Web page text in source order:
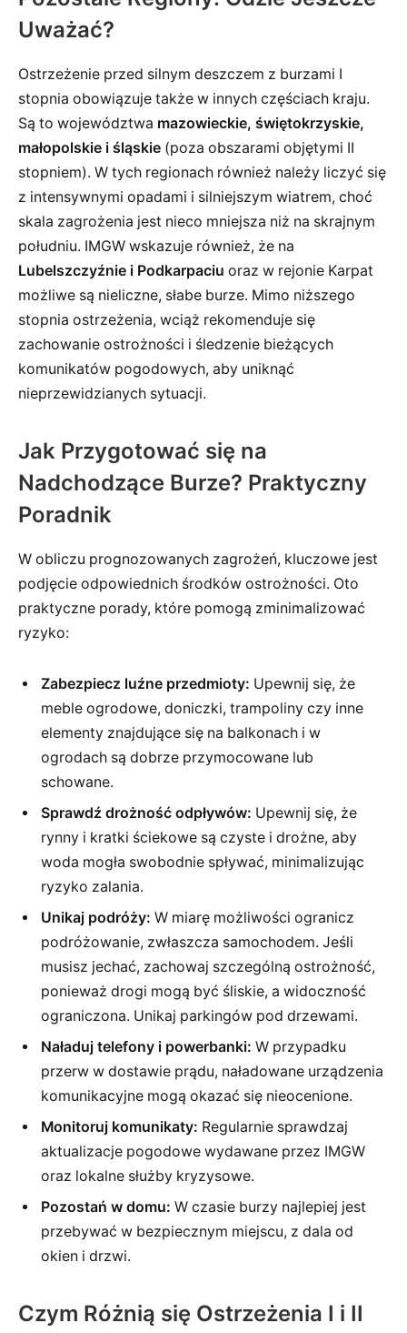
Uważać?
Ostrzeżenie przed silnym deszczem z burzami I
stopnia obowiązuje także w innych częściach kraju.
Są to województwa mazowieckie, świętokrzyskie,
małopolskie i śląskie (poza obszarami objętymi II
stopniem). W tych regionach również należy liczyć się
z intensywnymi opadami i silniejszym wiatrem, choć
skala zagrożenia jest nieco mniejsza niż na skrajnym
południu. IMGW wskazuje również, że na
Lubelszczyźnie i Podkarpaciu oraz w rejonie Karpat
możliwe są nieliczne, słabe burze. Mimo niższego
stopnia ostrzeżenia, wciąż rekomenduje się
zachowanie ostrożności i śledzenie bieżących
komunikatów pogodowych, aby uniknąć
nieprzewidzianych sytuacji.
Jak Przygotować się na
Nadchodzące Burze? Praktyczny
Poradnik
W obliczu prognozowanych zagrożeń, kluczowe jest
podjęcie odpowiednich środków ostrożności. Oto
praktyczne porady, które pomogą zminimalizować
ryzyko:
Zabezpiecz luźne przedmioty: Upewnij się, że
meble ogrodowe, doniczki, trampoliny czy inne
elementy znajdujące się na balkonach i w
ogrodach są dobrze przymocowane lub
schowane.
Sprawdź drożność odpływów: Upewnij się, że
rynny i kratki ściekowe są czyste i drożne, aby
woda mogła swobodnie spływać, minimalizując
ryzyko zalania.
Unikaj podróży: W miarę możliwości ogranicz
podróżowanie, zwłaszcza samochodem. Jeśli
musisz jechać, zachowaj szczególną ostrożność,
ponieważ drogi mogą być śliskie, a widoczność
ograniczona. Unikaj parkingów pod drzewami.
Naładuj telefony i powerbanki: W przypadku
przerw w dostawie prądu, naładowane urządzenia
komunikacyjne mogą okazać się nieocenione.
Monitoruj komunikaty: Regularnie sprawdzaj
aktualizacje pogodowe wydawane przez IMGW
oraz lokalne służby kryzysowe.
Pozostań w domu: W czasie burzy najlepiej jest
przebywać w bezpiecznym miejscu, z dala od
okien i drzwi.
Czym Różnią się Ostrzeżenia I i II